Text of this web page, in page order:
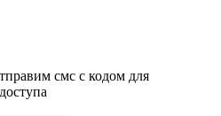
смс с кодом для